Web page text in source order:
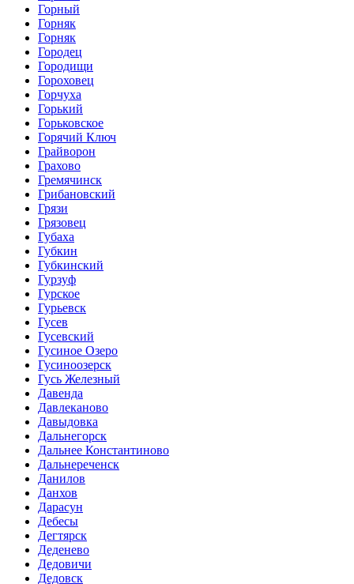
Горный
Горняк
Горняк
Городец
Городищи
Гороховец
Горчуха
Горький
Горьковское
Горячий Ключ
Грайворон
Грахово
Гремячинск
Грибановский
Грязи
Грязовец
Губаха
Губкин
Губкинский
Гурзуф
Гурское
Гурьевск
Гусев
Гусевский
Гусиное Озеро
Гусиноозерск
Гусь Железный
Давенда
Давлеканово
Давыдовка
Дальнегорск
Дальнее Константиново
Дальнереченск
Данилов
Данхов
Дарасун
Дебесы
Дегтярск
Деденево
Дедовичи
Дедовск